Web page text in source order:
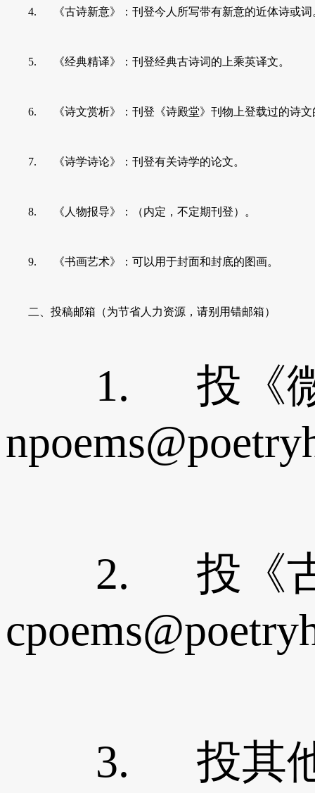
4. 《古诗新意》：刊登今人所写带有新意的近体诗或词
5. 《经典精译》：刊登经典古诗词的上乘英译文。
6. 《诗文赏析》：刊登《诗殿堂》刊物上登载过的诗文
7. 《诗学诗论》：刊登有关诗学的论文。
8. 《人物报导》：（内定，不定期刊登）。
9. 《书画艺术》：可以用于封面和封底的图画。
二、投稿邮箱（为节省人力资源，请别用错邮箱）
1. 投《微型
2. 投《古诗
3. 投其他栏